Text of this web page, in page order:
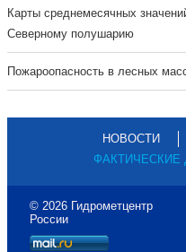
Карты среднемесячных
Северному полушарию
Пожароопасность в лесных
НОВОСТИ
ФАКТИЧЕСКИЕ
© 2026 Гидрометцентр
России